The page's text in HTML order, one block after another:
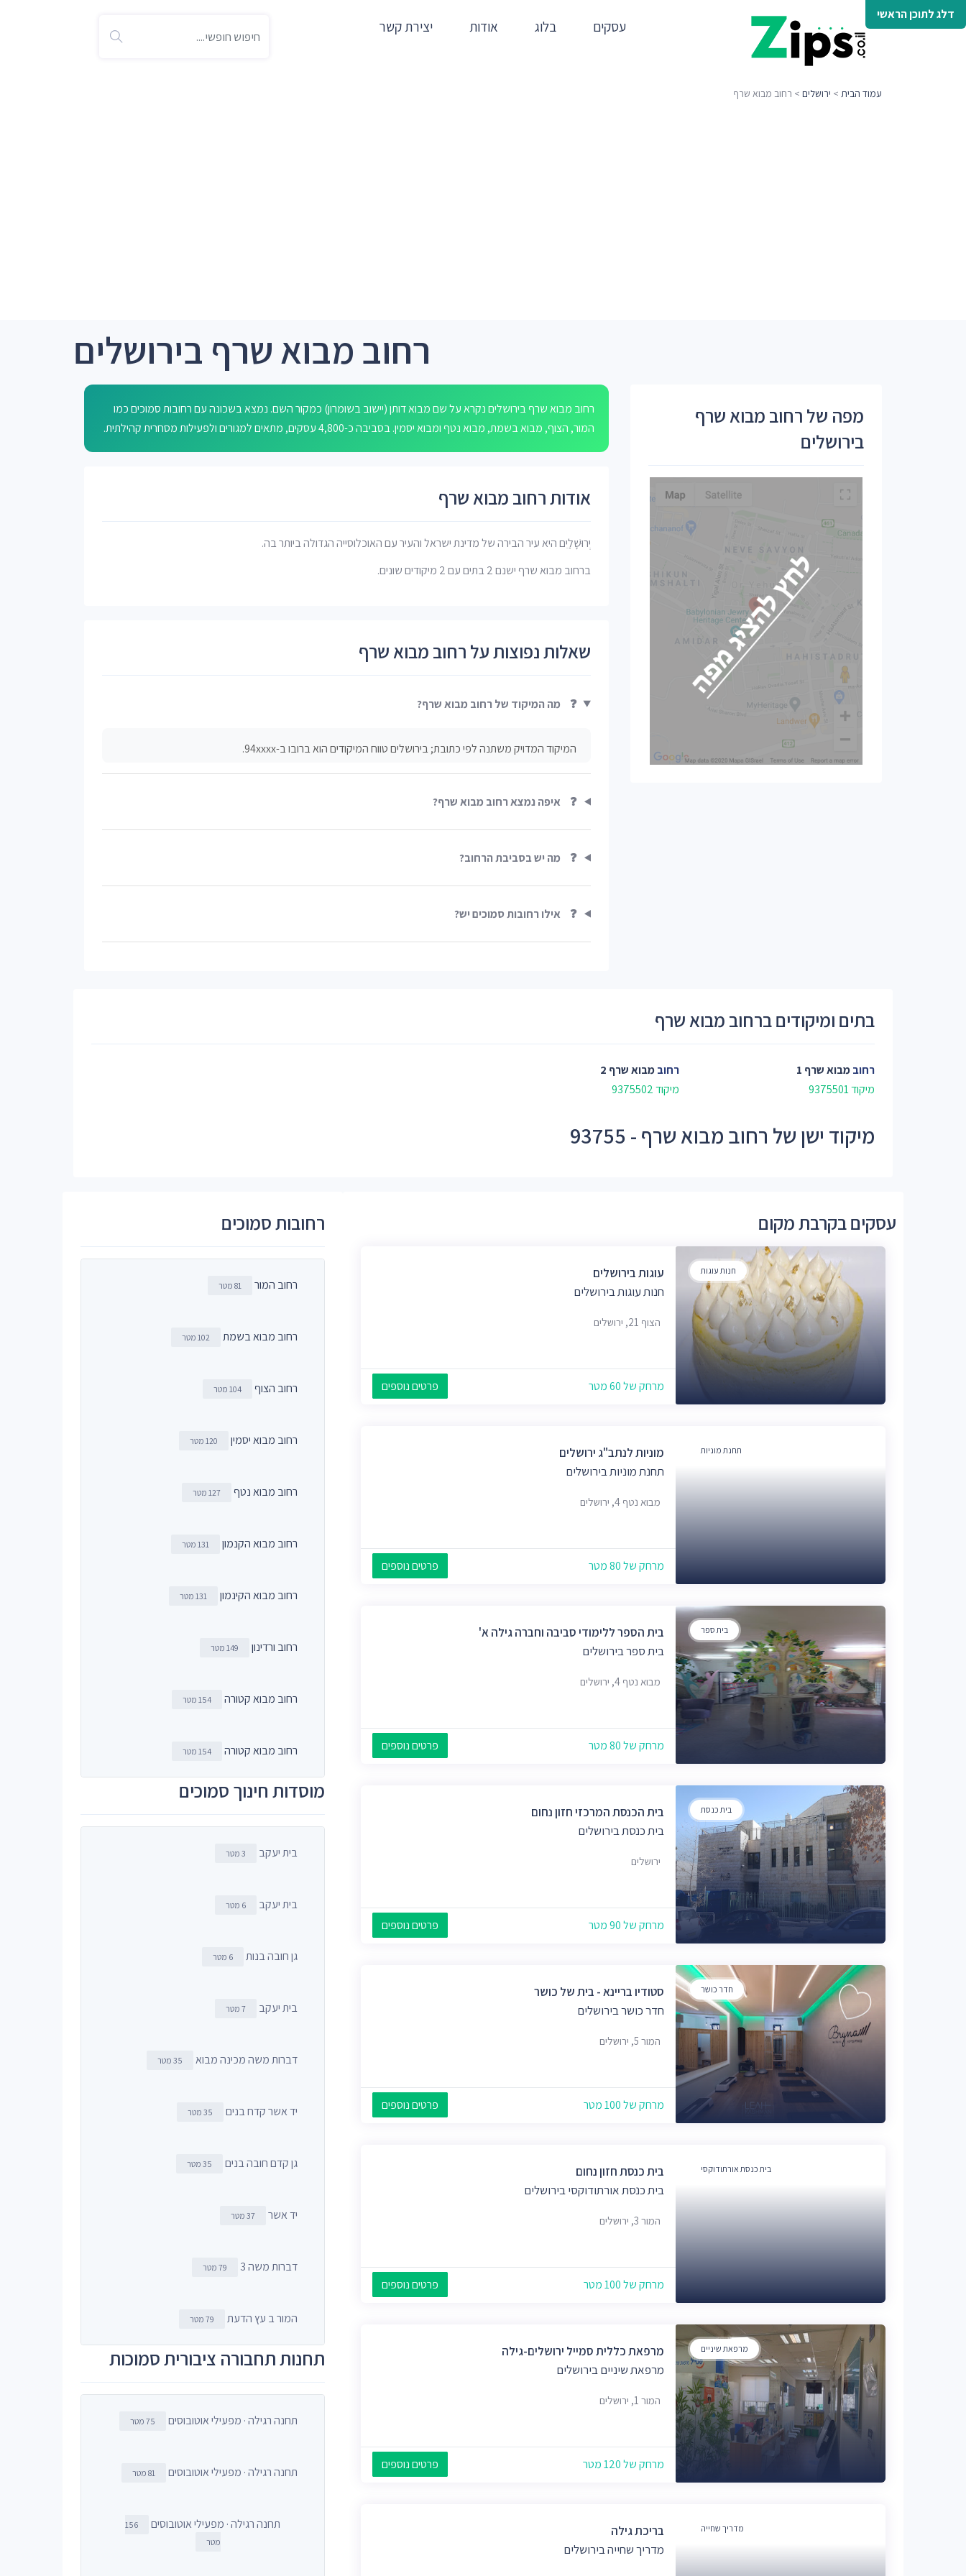
דלג לתוכן הראשי
עסקים בלוג אודות יצירת קשר
עמוד הבית > ירושלים > רחוב מבוא שרף
רחוב מבוא שרף בירושלים
רחוב מבוא שרף בירושלים נקרא על שם מבוא דותן (יישוב בשומרון) כמקור השם. נמצא בשכונה עם רחובות סמוכים כמו
המור, הצוף, מבוא בשמת, מבוא נטף ומבוא יסמין. בסביבה כ-4,800 עסקים, מתאים למגורים ולפעילות מסחרית קהילתית.
אודות רחוב מבוא שרף
יְרוּשָׁלַיִם היא עיר הבירה של מדינת ישראל והעיר עם האוכלוסייה הגדולה ביותר בה.
ברחוב מבוא שרף ישנם 2 בתים עם 2 מיקודים שונים.
שאלות נפוצות על רחוב מבוא שרף
❓ מה המיקוד של רחוב מבוא שרף?
המיקוד המדויק משתנה לפי כתובת; בירושלים טווח המיקודים הוא ברובו ב-94xxxx.
❓ איפה נמצא רחוב מבוא שרף?
❓ מה יש בסביבת הרחוב?
❓ אילו רחובות סמוכים יש?
מפה של רחוב מבוא שרף
בירושלים
בתים ומיקודים ברחוב מבוא שרף
רחובמבוא שרף 1
מיקוד 9375501
רחובמבוא שרף 2
מיקוד 9375502
מיקוד ישן של רחוב מבוא שרף - 93755
עסקים בקרבת מקום
חנות עוגות
עוגות בירושלים
חנות עוגות בירושלים
הצוף 21, ירושלים
מרחק של 60 מטר פרטים נוספים
תחנת מוניות
מוניות לנתב"ג ירושלים
תחנת מוניות בירושלים
מבוא נטף 4, ירושלים
מרחק של 80 מטר פרטים נוספים
בית ספר
בית הספר ללימודי סביבה וחברה גילה א'
בית ספר בירושלים
מבוא נטף 4, ירושלים
מרחק של 80 מטר פרטים נוספים
בית כנסת
בית הכנסת המרכזי חזון נחום
בית כנסת בירושלים
ירושלים
מרחק של 90 מטר פרטים נוספים
חדר כושר
סטודיו בריינא - בית של כושר
חדר כושר בירושלים
המור 5, ירושלים
מרחק של 100 מטר פרטים נוספים
בית כנסת אורתודוקסי
בית כנסת חזון נחום
בית כנסת אורתודוקסי בירושלים
המור 3, ירושלים
מרחק של 100 מטר פרטים נוספים
מרפאת שיניים
מרפאת כללית סמייל ירושלים-גילה
מרפאת שיניים בירושלים
המור 1, ירושלים
מרחק של 120 מטר פרטים נוספים
מדריך שחייה
בריכת גילה
מדריך שחייה בירושלים
רחובות סמוכים
רחוב המור 81 מטר
רחוב מבוא בשמת 102 מטר
רחוב הצוף 104 מטר
רחוב מבוא יסמין 120 מטר
רחוב מבוא נטף 127 מטר
רחוב מבוא הקנמון 131 מטר
רחוב מבוא הקינמון 131 מטר
רחוב ורדינון 149 מטר
רחוב מבוא קטורה 154 מטר
רחוב מבוא קטורה 154 מטר
מוסדות חינוך סמוכים
בית יעקב 3 מטר
בית יעקב 6 מטר
גן חובה בנות 6 מטר
בית יעקב 7 מטר
דברות משה מכינה מבוא 35 מטר
יד אשר קדח בנים 35 מטר
גן קדם חובה בנים 35 מטר
יד אשר 37 מטר
דברות משה 3 79 מטר
המור ב עץ הדעת 79 מטר
תחנות תחבורה ציבורית סמוכות
תחנה רגילה · מפעילי אוטובוסים 75 מטר
תחנה רגילה · מפעילי אוטובוסים 81 מטר
תחנה רגילה · מפעילי אוטובוסים
156
מטר